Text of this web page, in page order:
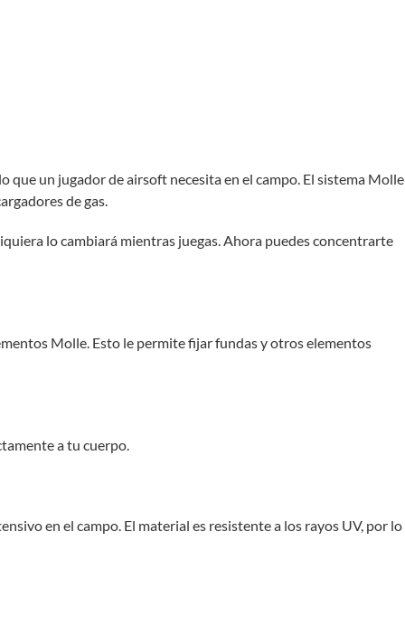
un jugador de airsoft necesita en el campo. El sistema Molle
de gas.
lo cambiará mientras juegas. Ahora puedes concentrarte
Molle. Esto le permite fijar fundas y otros elementos
a tu cuerpo.
en el campo. El material es resistente a los rayos UV, por lo